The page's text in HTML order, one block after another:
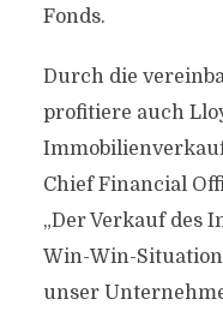
Fonds.
Durch die
profitiere auch
Chief Financial
„Der Verkauf des
Win-Win-
unser